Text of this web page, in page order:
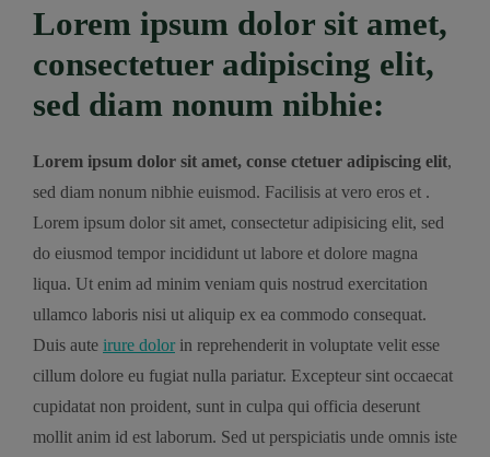
Lorem ipsum dolor sit amet,
consectetuer adipiscing elit,
sed diam nonum nibhie:
Lorem ipsum dolor sit amet, conse ctetuer adipiscing elit,
sed diam nonum nibhie euismod. Facilisis at vero eros et .
Lorem ipsum dolor sit amet, consectetur adipisicing elit, sed
do eiusmod tempor incididunt ut labore et dolore magna
liqua. Ut enim ad minim veniam quis nostrud exercitation
ullamco laboris nisi ut aliquip ex ea commodo consequat.
Duis aute irure dolor in reprehenderit in voluptate velit esse
cillum dolore eu fugiat nulla pariatur. Excepteur sint occaecat
cupidatat non proident, sunt in culpa qui officia deserunt
mollit anim id est laborum. Sed ut perspiciatis unde omnis iste